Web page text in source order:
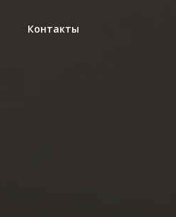
Контакты